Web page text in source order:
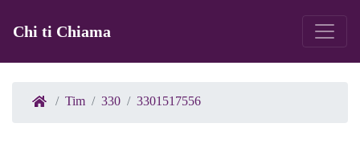
Chi ti Chiama
Tim 330 3301517556